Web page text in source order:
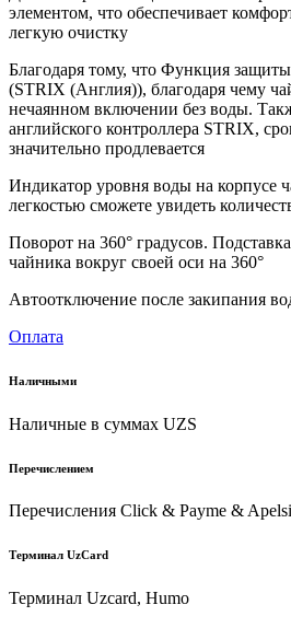
элементом, что обеспечивает
легкую очистку
Благодаря тому, что Функция
(STRIX (Англия)), благодаря чему
нечаянном включении без воды.
английского контроллера STRIX,
значительно продлевается
Индикатор уровня воды на корпусе
легкостью сможете увидеть
Поворот на 360° градусов.
чайника вокруг своей оси на 360°
Автоотключение после закипания
Оплата
Наличными
Наличные в суммах UZS
Перечислением
Перечисления Click & Payme &
Терминал UzCard
Терминал Uzcard, Humo